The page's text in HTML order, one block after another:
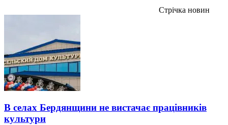
Стрічка новин
В селах Бердянщини не вистачає працівників
культури